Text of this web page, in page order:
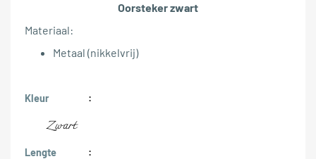
Oorsteker zwart
Materiaal:
Metaal (nikkelvrij)
Kleur
Zwart
Lengte